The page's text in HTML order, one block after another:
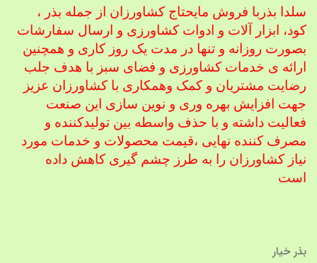
سلدا بذربا فروش مایحتاج کشاورزان از جمله بذر ،
کود، ابزار آلات و ادوات کشاورزی و ارسال سفارشات
بصورت روزانه و تنها در مدت یک روز کاری و همچنین
ارائه ی خدمات کشاورزی و فضای سبز با هدف جلب
رضایت مشتریان و کمک وهمکاری با کشاورزان عزیز
جهت افزایش بهره وری و نوین سازی این صنعت
فعالیت داشته و با حذف واسطه بین تولیدکننده و
مصرف کننده نهایی ،قیمت محصولات و خدمات مورد
نیاز کشاورزان را به طرز چشم گیری کاهش داده
است
بذر خیار